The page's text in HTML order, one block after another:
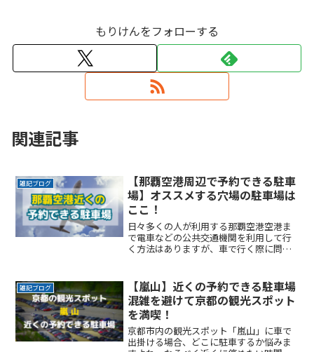
もりけんをフォローする
関連記事
雑記ブログ
【那覇空港周辺で予約できる駐車
場】オススメする穴場の駐車場は
ここ！
日々多くの人が利用する那覇空港空港ま
で電車などの公共交通機関を利用して行
く方法はありますが、車で行く際に問題
空港を利用する際、特に駐車場の確保が
できるか不安になりますよReadMore...
雑記ブログ
【嵐山】近くの予約できる駐車場
混雑を避けて京都の観光スポット
を満喫！
京都市内の観光スポット「嵐山」に車で
出掛ける場合、どこに駐車するか悩みま